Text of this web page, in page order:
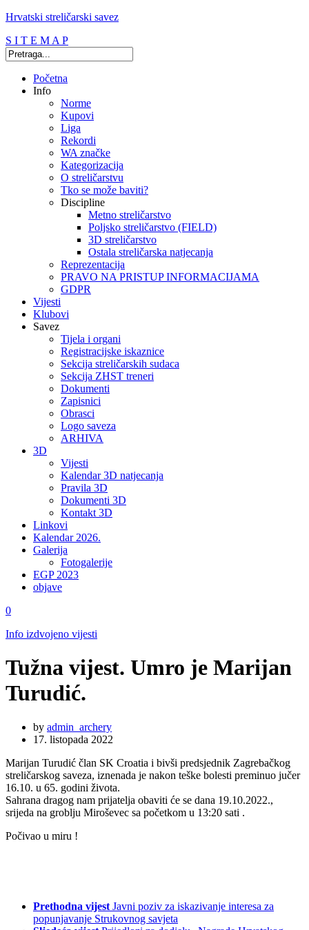
Hrvatski streličarski savez
S I T E M A P
Početna
Info
Norme
Kupovi
Liga
Rekordi
WA značke
Kategorizacija
O streličarstvu
Tko se može baviti?
Discipline
Metno streličarstvo
Poljsko streličarstvo (FIELD)
3D streličarstvo
Ostala streličarska natjecanja
Reprezentacija
PRAVO NA PRISTUP INFORMACIJAMA
GDPR
Vijesti
Klubovi
Savez
Tijela i organi
Registracijske iskaznice
Sekcija streličarskih sudaca
Sekcija ZHST treneri
Dokumenti
Zapisnici
Obrasci
Logo saveza
ARHIVA
3D
Vijesti
Kalendar 3D natjecanja
Pravila 3D
Dokumenti 3D
Kontakt 3D
Linkovi
Kalendar 2026.
Galerija
Fotogalerije
EGP 2023
objave
0
Info izdvojeno vijesti
Tužna vijest. Umro je Marijan
Turudić.
by admin_archery
17. listopada 2022
Marijan Turudić član SK Croatia i bivši predsjednik Zagrebačkog
streličarskog saveza, iznenada je nakon teške bolesti preminuo jučer
16.10. u 65. godini života.
Sahrana dragog nam prijatelja obaviti će se dana 19.10.2022.,
srijeda na groblju Miroševec sa početkom u 13:20 sati .
Počivao u miru !
Prethodna vijest Javni poziv za iskazivanje interesa za
popunjavanje Strukovnog savjeta